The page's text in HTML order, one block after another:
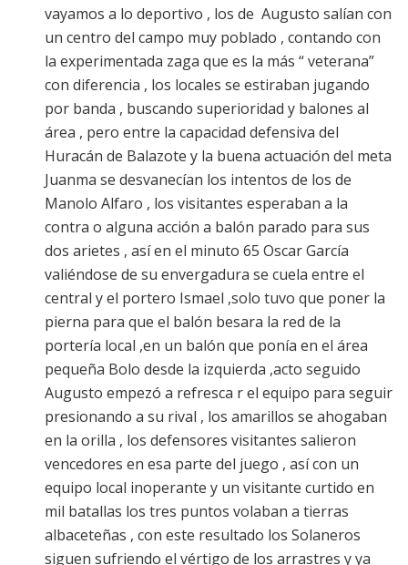
vayamos a lo deportivo , los de Augusto salían con
un centro del campo muy poblado , contando con
la experimentada zaga que es la más “ veterana”
con diferencia , los locales se estiraban jugando
por banda , buscando superioridad y balones al
área , pero entre la capacidad defensiva del
Huracán de Balazote y la buena actuación del meta
Juanma se desvanecían los intentos de los de
Manolo Alfaro , los visitantes esperaban a la
contra o alguna acción a balón parado para sus
dos arietes , así en el minuto 65 Oscar García
valiéndose de su envergadura se cuela entre el
central y el portero Ismael ,solo tuvo que poner la
pierna para que el balón besara la red de la
portería local ,en un balón que ponía en el área
pequeña Bolo desde la izquierda ,acto seguido
Augusto empezó a refresca r el equipo para seguir
presionando a su rival , los amarillos se ahogaban
en la orilla , los defensores visitantes salieron
vencedores en esa parte del juego , así con un
equipo local inoperante y un visitante curtido en
mil batallas los tres puntos volaban a tierras
albaceteñas , con este resultado los Solaneros
siguen sufriendo el vértigo de los arrastres y ya